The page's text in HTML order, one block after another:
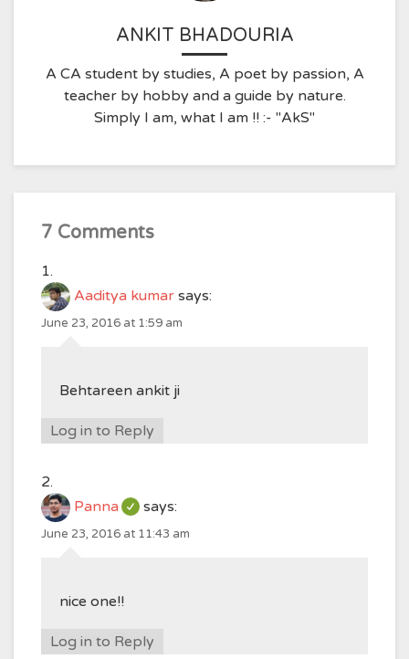
ANKIT BHADOURIA
A CA student by studies, A poet by passion, A
teacher by hobby and a guide by nature.
Simply I am, what I am !! :- "AkS"
7 Comments
Aaditya kumar says:
June 23, 2016 at 1:59 am
Behtareen ankit ji
Log in to Reply
Panna says:
June 23, 2016 at 11:43 am
nice one!!
Log in to Reply